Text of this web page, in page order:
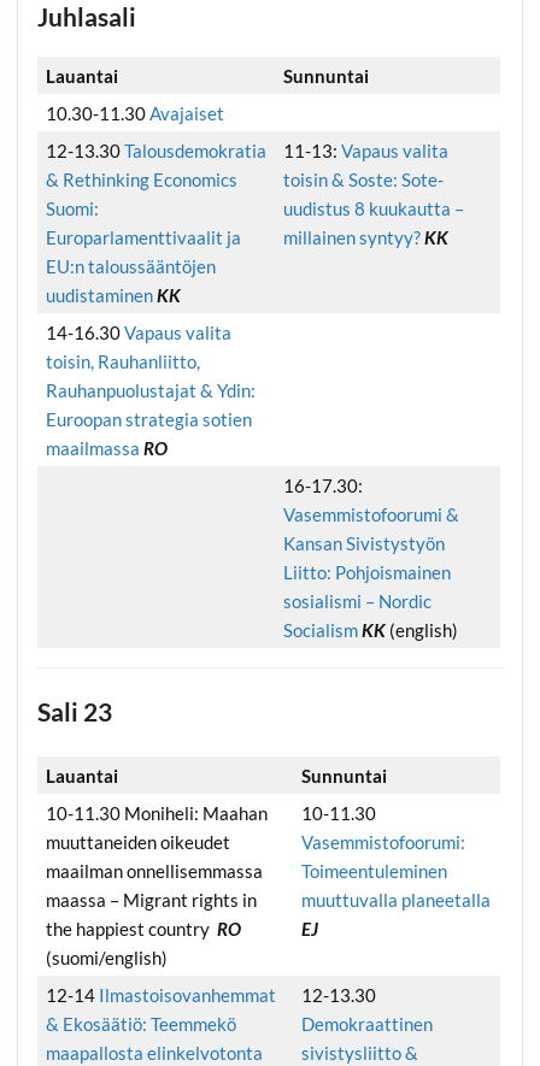
Juhlasali
Lauantai
Sunnuntai
10.30-11.30Avajaiset
12-13.30Talousdemokratia
& Rethinking Economics
Suomi:
Europarlamenttivaalit ja
EU:n taloussääntöjen
uudistaminenKK
11-13:Vapaus valita
toisin & Soste: Sote-
uudistus 8 kuukautta –
millainen syntyy?KK
14-16.30Vapaus valita
toisin, Rauhanliitto,
Rauhanpuolustajat & Ydin:
Euroopan strategia sotien
maailmassa RO
16-17.30:
Vasemmistofoorumi &
Kansan Sivistystyön
Liitto: Pohjoismainen
sosialismi – Nordic
SocialismKK (english)
Sali 23
Lauantai
Sunnuntai
10-11.30 Moniheli: Maahan
muuttaneiden oikeudet
maailman onnellisemmassa
maassa – Migrant rights in
the happiest countryRO
(suomi/english)
10-11.30
Vasemmistofoorumi:
Toimeentuleminen
muuttuvalla planeetalla
EJ
12-14 Ilmastoisovanhemmat
& Ekosäätiö: Teemmekö
maapallosta elinkelvotonta
12-13.30
Demokraattinen
sivistysliitto &